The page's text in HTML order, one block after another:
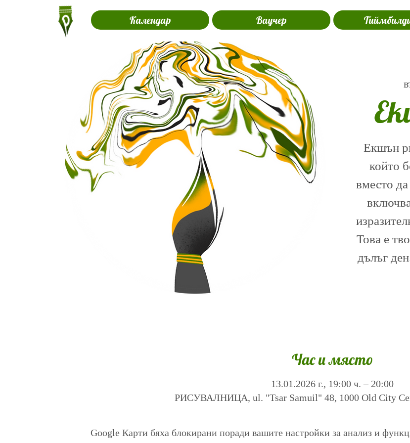
Календар Ваучер
Екшън
който
вместо
Това е
дълъг
Час и място
13.01.2026 г., 19:00 ч. – 20:00
РИСУВАЛНИЦА, ul. "Tsar Samuil" 48, 1000 Old City
Google Карти бяха блокирани поради вашите настройки за анализ и